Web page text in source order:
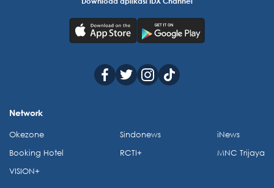
Network
Okezone
Booking Hotel
VISION+
Sindonews
RCTI+
iNews
MNC Trijaya